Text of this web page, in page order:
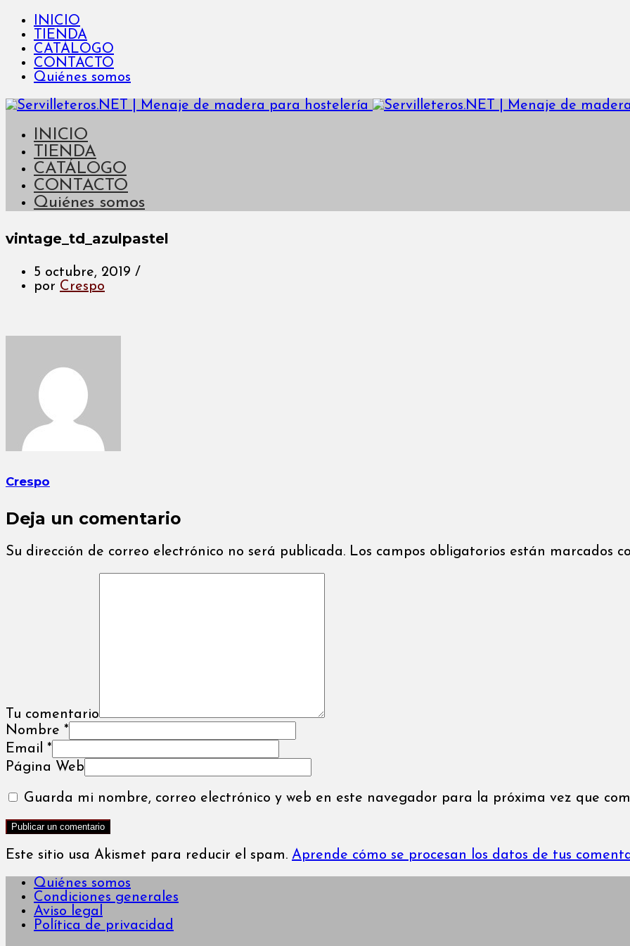
INICIO
TIENDA
CATÁLOGO
CONTACTO
Quiénes somos
INICIO
TIENDA
CATÁLOGO
CONTACTO
Quiénes somos
vintage_td_azulpastel
5 octubre, 2019 /
por Crespo
Crespo
Deja un comentario
Su dirección de correo electrónico no será publicada. Los campos obligatorios están marcados
Tu comentario
Nombre *
Email *
Página Web
Guarda mi nombre, correo electrónico y web en este navegador para la próxima vez que
Este sitio usa Akismet para reducir el spam. Aprende cómo se procesan los datos de tus
Quiénes somos
Condiciones generales
Aviso legal
Política de privacidad